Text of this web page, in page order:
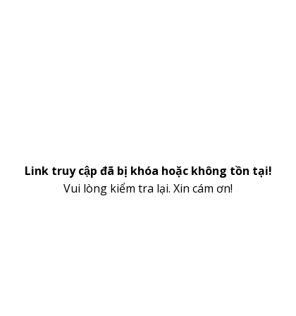
Link truy cập đã bị khóa hoặc không tồn tại!
Vui lòng kiểm tra lại. Xin cám ơn!